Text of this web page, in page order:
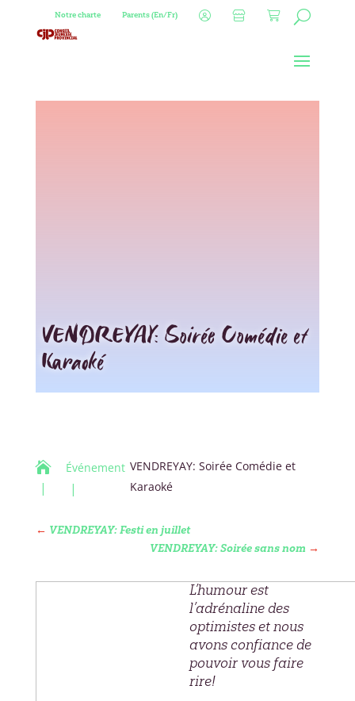
Notre charte Parents (En/Fr)
VENDREYAY: Soirée Comédie et
Karaoké
 Événement VENDREYAY: Soirée Comédie et
Karaoké
← VENDREYAY: Festi en juillet
VENDREYAY: Soirée sans nom →
L’humour est
l’adrénaline des
optimistes et nous
avons confiance de
pouvoir vous faire
rire!